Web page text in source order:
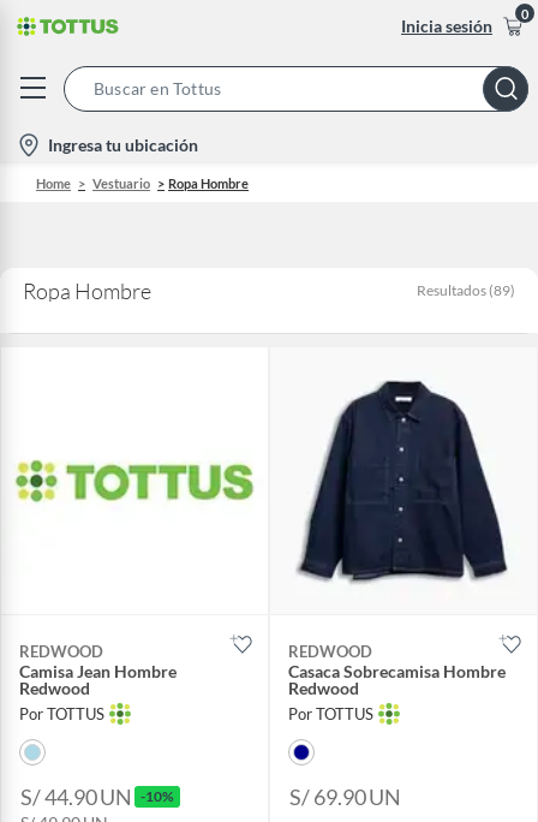
Inicia sesión
0
Bar
location-
icon
Ingresa tu ubicación
Home Vestuario Ropa Hombre
Ropa Hombre Resultados (89)
REDWOOD
Camisa Jean Hombre
Redwood
Por TOTTUS
S/ 44.90UN -10%
REDWOOD
Casaca Sobrecamisa Hombre
Redwood
Por TOTTUS
S/ 69.90UN